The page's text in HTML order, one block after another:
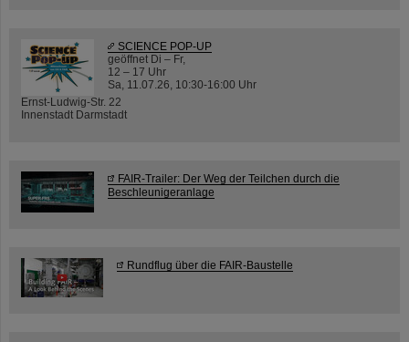
SCIENCE POP-UP
geöffnet Di – Fr,
12 – 17 Uhr
Sa, 11.07.26, 10:30-16:00 Uhr
Ernst-Ludwig-Str. 22
Innenstadt Darmstadt
FAIR-Trailer: Der Weg der Teilchen durch die
Beschleunigeranlage
Rundflug über die FAIR-Baustelle